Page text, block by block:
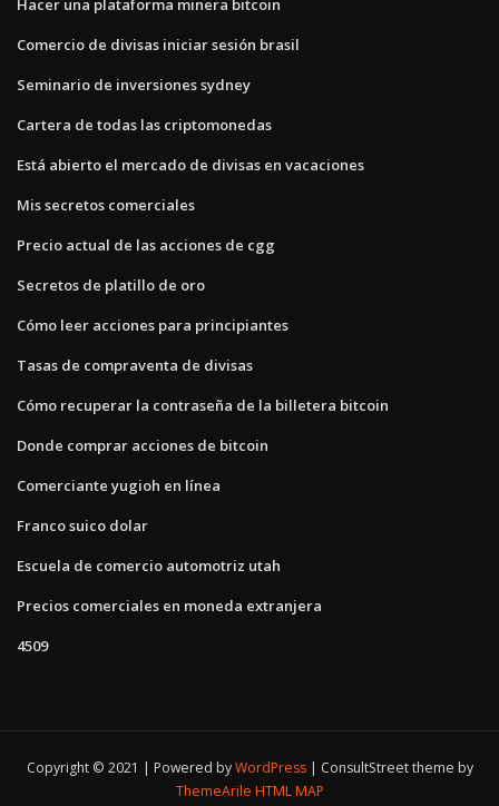
Hacer una plataforma minera bitcoin
Comercio de divisas iniciar sesión brasil
Seminario de inversiones sydney
Cartera de todas las criptomonedas
Está abierto el mercado de divisas en vacaciones
Mis secretos comerciales
Precio actual de las acciones de cgg
Secretos de platillo de oro
Cómo leer acciones para principiantes
Tasas de compraventa de divisas
Cómo recuperar la contraseña de la billetera bitcoin
Donde comprar acciones de bitcoin
Comerciante yugioh en línea
Franco suico dolar
Escuela de comercio automotriz utah
Precios comerciales en moneda extranjera
4509
Copyright © 2021 | Powered byWordPress
ConsultStreet theme by
ThemeArile HTML MAP